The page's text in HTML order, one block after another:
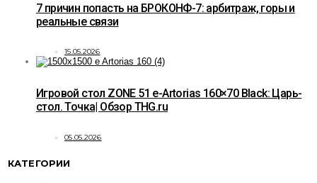
7 причин попасть на БРОКОНФ-7: арбитраж, горы и
реальные связи
15.05.2026
Игровой стол ZONE 51 e-Artorias 160×70 Black: Царь-
стол. Точка| Обзор THG.ru
05.05.2026
КАТЕГОРИИ